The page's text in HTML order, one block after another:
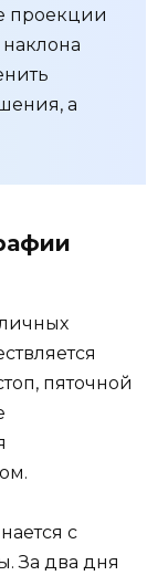
проекции
а
пяточной
с
За два дня